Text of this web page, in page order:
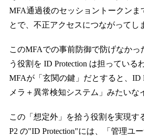
MFA通過後のセッショントークンま
とで、不正アクセスにつながってし
このMFAでの事前防御で防げなかっ
う役割を ID Protection は担っている
MFAが「玄関の鍵」だとすると、ID
メラ＋異常検知システム」みたいな
この「想定外」を拾う役割を実現す
P2 の"ID Protection"には、「管理ユ